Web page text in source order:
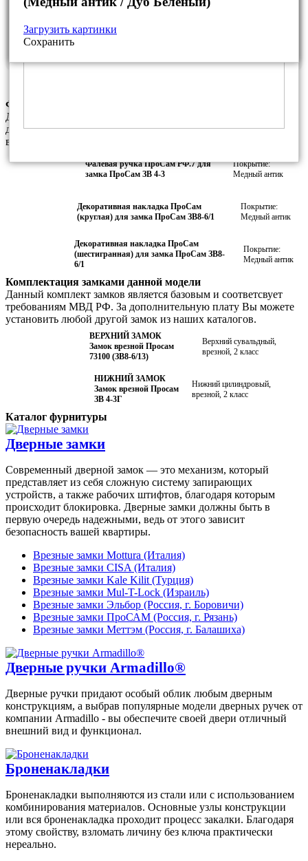
Рама из профильной трубы
Фурнитура данной модели
Данный комплект фурнитуры является базовым. За
дополнительную плату Вы можете установить любые другие
варианты фурнитуры из нашего каталога
Фалевая ручка ПроСам РФ.7 для
замка ПроСам ЗВ 4-3
Покрытие:
Медный антик
Декоративная накладка ПроСам
(круглая) для замка ПроСам ЗВ8-6/1
Покрытие:
Медный антик
Декоративная накладка ПроСам
(шестигранная) для замка ПроСам ЗВ8-
6/1
Покрытие:
Медный антик
Комплектация замками данной модели
Данный комплект замков является базовым и соответсвует
требованиям МВД РФ. За дополнительную плату Вы можете
установить любой другой замок из наших каталогов.
ВЕРХНИЙ ЗАМОК
Замок врезной Просам
73100 (ЗВ8-6/13)
Верхний сувальдный,
врезной, 2 класс
НИЖНИЙ ЗАМОК
Замок врезной Просам
ЗВ 4-3Г
Нижний цилиндровый,
врезной, 2 класс
Каталог фурнитуры
Дверные замки
Современный дверной замок — это механизм, который
представляет из себя сложную систему запирающих
устройств, а также рабочих штифтов, благодаря которым
происходит блокировка. Дверные замки должны быть в
первую очередь надежными, ведь от этого зависит
безопасность вашей квартиры.
Врезные замки Mottura (Италия)
Врезные замки CISA (Италия)
Врезные замки Kale Kilit (Турция)
Врезные замки Mul-T-Lock (Израиль)
Врезные замки Эльбор (Россия, г. Боровичи)
Врезные замки ПроСАМ (Россия, г. Рязань)
Врезные замки Меттэм (Россия, г. Балашиха)
Дверные ручки Armadillo®
Дверные ручки придают особый облик любым дверным
конструкциям, а выбрав популярные модели дверных ручек от
компании Armadillo - вы обеспечите своей двери отличный
внешний вид и функционал.
Броненакладки
Броненакладки выполняются из стали или с использованием
комбинирования материалов. Основные узлы конструкции
или вся броненакладка проходит процесс закалки. Благодаря
этому свойству, взломать личину без ключа практически
нереально.
Загрузить картинки
Сохранить